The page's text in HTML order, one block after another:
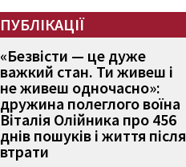
ПУБЛІКАЦІЇ
«Безвісти — це дуже
важкий стан. Ти живеш і
не живеш одночасно»:
дружина полеглого воїна
Віталія Олійника про 456
днів пошуків і життя після
втрати